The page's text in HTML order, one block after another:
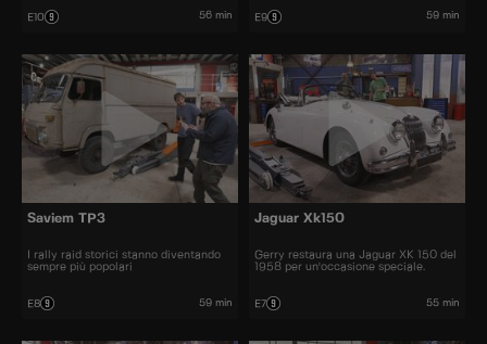
E10 56 min E9 59 min
Saviem TP3
I rally raid storici stanno diventando
sempre più popolari
E8 59 min
Jaguar Xk150
Gerry restaura una Jaguar XK 150 del
1958 per un'occasione speciale.
E7 55 min